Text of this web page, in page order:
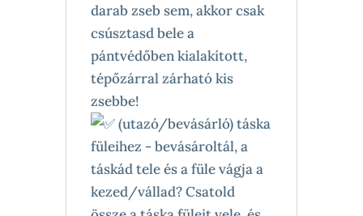
darab zseb sem, akkor csak
csúsztasd bele a
pántvédőben kialakított,
tépőzárral zárható kis
zsebbe!
(utazó/bevásárló) táska
füleihez - bevásároltál, a
táskád tele és a füle vágja a
kezed/vállad? Csatold